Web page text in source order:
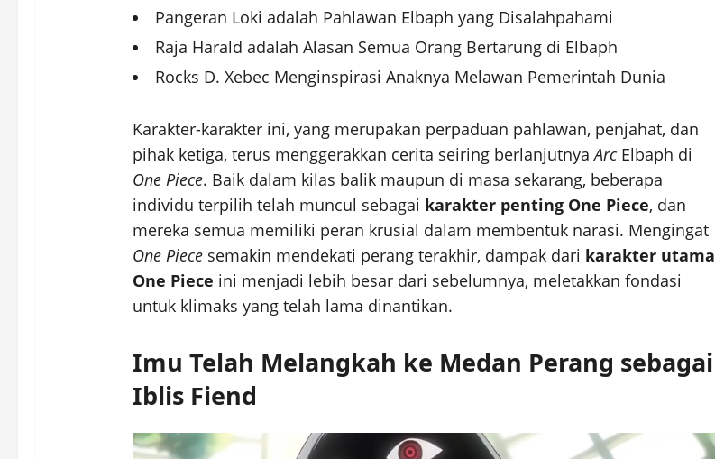
Pangeran Loki adalah Pahlawan Elbaph yang Disalahpahami
Raja Harald adalah Alasan Semua Orang Bertarung di Elbaph
Rocks D. Xebec Menginspirasi Anaknya Melawan Pemerintah Dunia
Karakter-karakter ini, yang merupakan perpaduan pahlawan, penjahat, dan
pihak ketiga, terus menggerakkan cerita seiring berlanjutnyaArcElbaph di
One Piece. Baik dalam kilas balik maupun di masa sekarang, beberapa
individu terpilih telah muncul sebagai karakter penting One Piece, dan
mereka semua memiliki peran krusial dalam membentuk narasi. Mengingat
One Piecesemakin mendekati perang terakhir, dampak dari karakter utama
One Piece ini menjadi lebih besar dari sebelumnya, meletakkan fondasi
untuk klimaks yang telah lama dinantikan.
Imu Telah Melangkah ke Medan Perang sebagai
Iblis Fiend